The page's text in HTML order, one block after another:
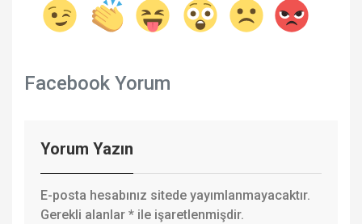
Facebook Yorum
Yorum Yazın
E-posta hesabınız sitede yayımlanmayacaktır.
Gerekli alanlar * ile işaretlenmişdir.